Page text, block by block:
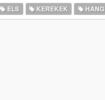
ELS KEREKEK HANG